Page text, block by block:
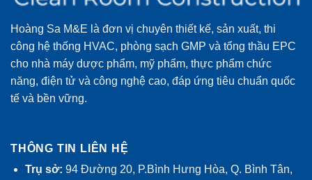
Hoàng Sa M&E là đơn vị chuyên thiết kế, sản xuất, thi
công hệ thống HVAC, phòng sạch GMP và tổng thầu EPC
cho nhà máy dược phẩm, mỹ phẩm, thực phẩm chức
năng, điện tử và công nghệ cao, đáp ứng tiêu chuẩn quốc
tế và bền vững.
THÔNG TIN LIÊN HỆ
Trụ sở: 94 Đường 20, P.Bình Hưng Hòa, Q. Bình Tân,